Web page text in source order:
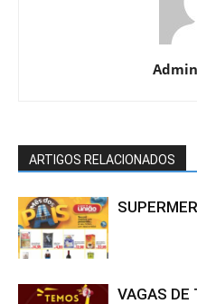
ARTIGOS RELACIONADOS
VAGAS DE